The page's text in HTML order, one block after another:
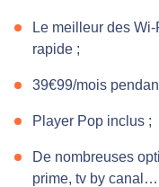
Le meilleur des
rapide ;
39€99/mois
Player Pop inclus ;
De nombreuses
prime, tv by canal…